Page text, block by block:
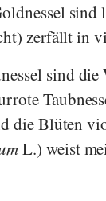
zerfällt in
sind
die Blüten
L.) weist